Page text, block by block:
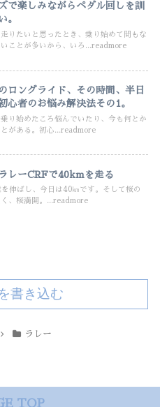
で楽しみながらペダル回しを訓
。
りたいと思ったとき、乗り始めて間もな
ことが多いから、いろ...readmore
ロングライド、その時間、半日
心者のお悩み解決法その1。
り始めたころ悩んでいたり、今も何とか
とがある。初心...readmore
レーCRFで40kmを走る
伸ばし、今日は40㎞です。そして桜の
、桜満開。...readmore
書き込む
ラレー
TOP